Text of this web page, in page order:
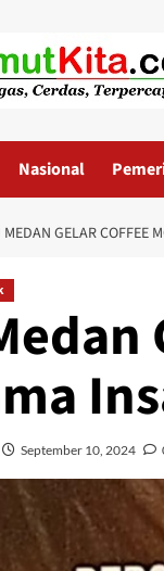
Nasional
MEDAN GELAR COFFEE
September 10, 2024